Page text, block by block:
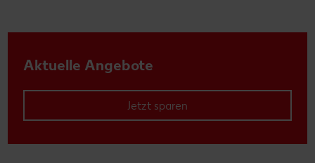
Aktuelle Angebote
Jetzt sparen